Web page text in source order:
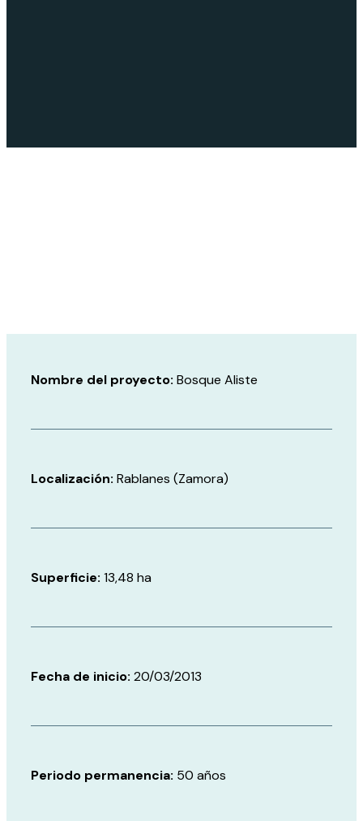
Nombre del proyecto: Bosque Aliste
Localización: Rablanes (Zamora)
Superficie: 13,48 ha
Fecha de inicio: 20/03/2013
Periodo permanencia: 50 años